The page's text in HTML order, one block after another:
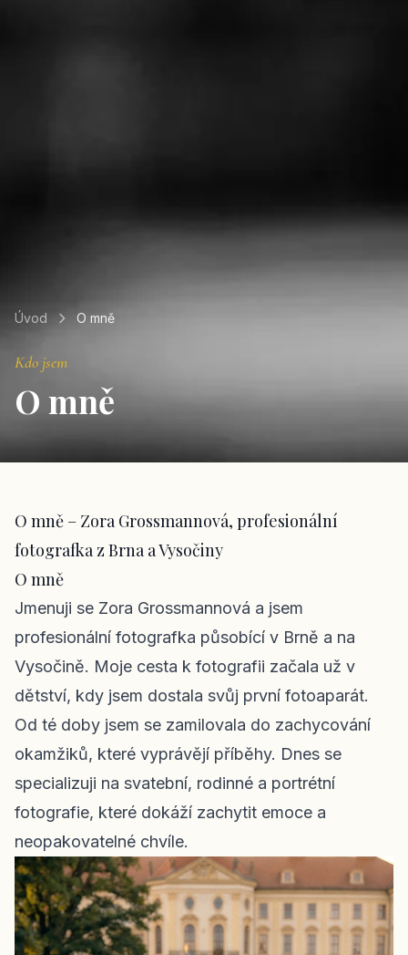
Úvod O mně
Kdo jsem
O mně
O mně – Zora Grossmannová, profesionální
fotografka z Brna a Vysočiny
O mně
Jmenuji se Zora Grossmannová a jsem
profesionální fotografka působící v Brně a na
Vysočině. Moje cesta k fotografii začala už v
dětství, kdy jsem dostala svůj první fotoaparát.
Od té doby jsem se zamilovala do zachycování
okamžiků, které vyprávějí příběhy. Dnes se
specializuji na svatební, rodinné a portrétní
fotografie, které dokáží zachytit emoce a
neopakovatelné chvíle.